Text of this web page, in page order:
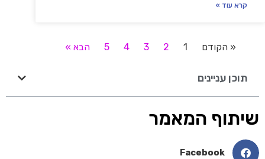
קרא עוד »
« הקודם 1
2
3
4
5 הבא »
תוכן עניינים
שיתוף המאמר
Facebook